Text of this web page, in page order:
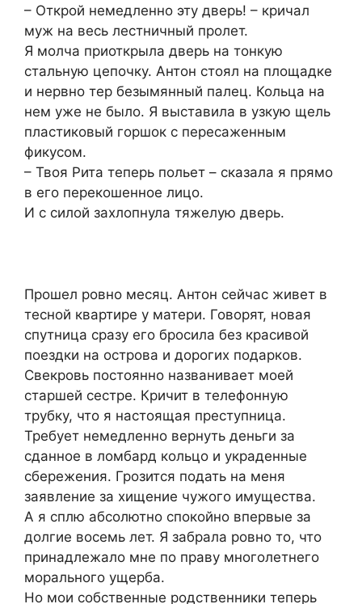
– Открой немедленно эту дверь! – кричал
муж на весь лестничный пролет.
Я молча приоткрыла дверь на тонкую
стальную цепочку. Антон стоял на площадке
и нервно тер безымянный палец. Кольца на
нем уже не было. Я выставила в узкую щель
пластиковый горшок с пересаженным
фикусом.
– Твоя Рита теперь польет – сказала я прямо
в его перекошенное лицо.
И с силой захлопнула тяжелую дверь.
Прошел ровно месяц. Антон сейчас живет в
тесной квартире у матери. Говорят, новая
спутница сразу его бросила без красивой
поездки на острова и дорогих подарков.
Свекровь постоянно названивает моей
старшей сестре. Кричит в телефонную
трубку, что я настоящая преступница.
Требует немедленно вернуть деньги за
сданное в ломбард кольцо и украденные
сбережения. Грозится подать на меня
заявление за хищение чужого имущества.
А я сплю абсолютно спокойно впервые за
долгие восемь лет. Я забрала ровно то, что
принадлежало мне по праву многолетнего
морального ущерба.
Но мои собственные родственники теперь